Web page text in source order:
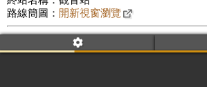
路線簡圖： 開新視窗瀏覽
附屬名稱：5040B
車頭描述：桃園
觀音(經中厝、開南大學)
公車數量: 累計8189、上線7137